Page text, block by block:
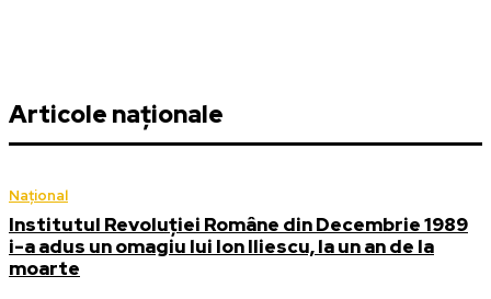
Articole naționale
Național
Institutul Revoluției Române din Decembrie 1989
i-a adus un omagiu lui Ion Iliescu, la un an de la
moarte